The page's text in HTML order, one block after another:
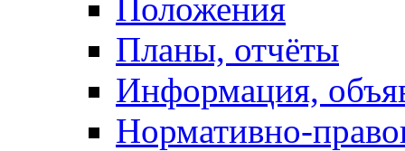
Положения
Планы, отчёты
Информация,
Нормативно-